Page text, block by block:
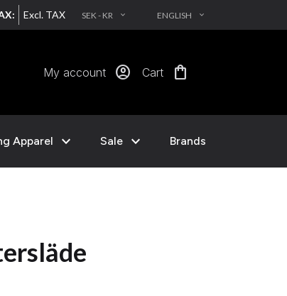
Excl. TAX SEK - KR EXPAND_MORE ENGLISH EXPAND_MORE
My account account_circle Cart shopping_bag
Apparel expand_more Sale expand_more Brands